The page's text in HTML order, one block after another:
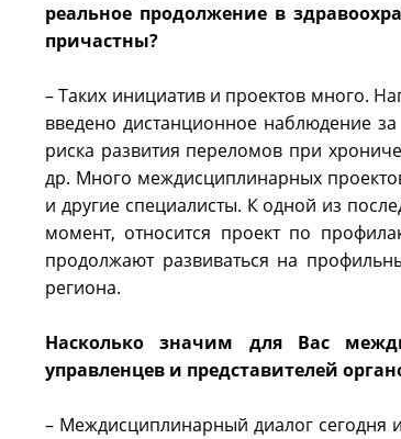
реальное продолжение в
причастны?
– Таких инициатив и проектов много.
введено дистанционное наблюдение
риска развития переломов при
др. Много междисциплинарных
и другие специалисты. К одной из
момент, относится проект по
продолжают развиваться на
региона.
Насколько значим для Вас
управленцев и представителей
– Междисциплинарный диалог сегодня